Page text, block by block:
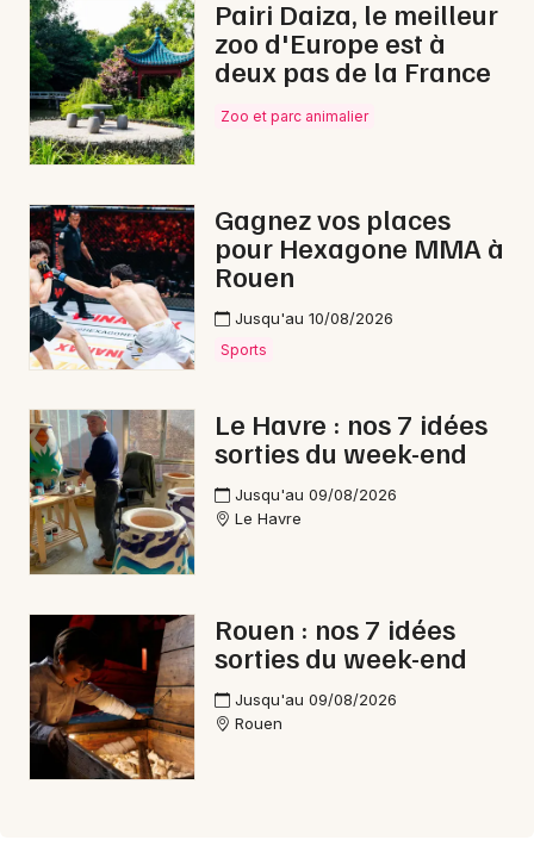
76 - Seine-Maritime
Choisir mes départements
Mon email
Je m'abonne
Pairi Daiza, le meilleur
zoo d'Europe est à
deux pas de la France
Zoo et parc animalier
Gagnez vos places
pour Hexagone MMA à
Rouen
Jusqu'au 10/08/2026
Sports
Le Havre : nos 7 idées
sorties du week-end
Jusqu'au 09/08/2026
Le Havre
Rouen : nos 7 idées
sorties du week-end
Jusqu'au 09/08/2026
Rouen